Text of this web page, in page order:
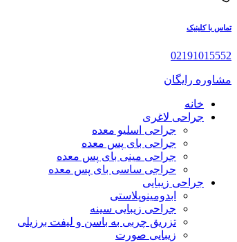
تماس با کلینیک
02191015552
مشاوره رایگان
خانه
جراحی لاغری
جراحی اسلیو معده
جراحی بای پس معده
جراحی مینی بای پس معده
حراجی ساسی بای پس معده
جراحی زیبایی
ابدومینوپلاستی
جراحی زیبایی سینه
تزریق چربی به باسن و لیفت برزیلی
زیبایی صورت